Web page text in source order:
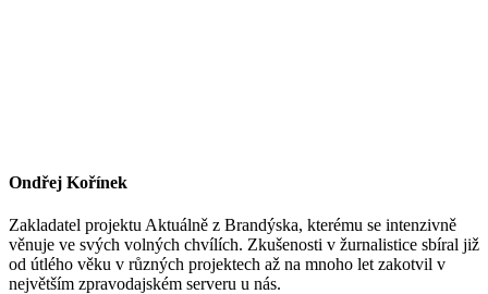
Ondřej Kořínek
Zakladatel projektu Aktuálně z Brandýska, kterému se intenzivně
věnuje ve svých volných chvílích. Zkušenosti v žurnalistice sbíral již
od útlého věku v různých projektech až na mnoho let zakotvil v
největším zpravodajském serveru u nás.